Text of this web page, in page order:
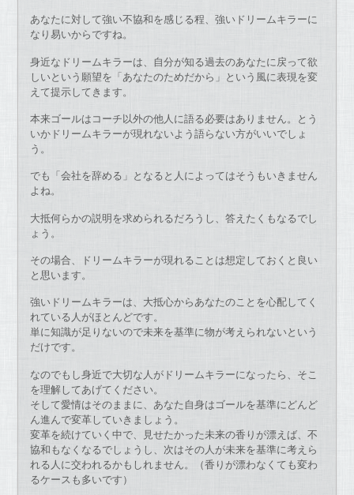
あなたに対して強い不協和を感じる程、強いドリームキラーに
なり易いからですね。
身近なドリームキラーは、自分が知る過去のあなたに戻って欲
しいという願望を「あなたのためだから」という風に表現を変
えて提示してきます。
本来ゴールはコーチ以外の他人に語る必要はありません。とう
いかドリームキラーが現れないよう語らない方がいいでしょ
う。
でも「会社を辞める」となると人によってはそうもいきません
よね。
大抵何らかの説明を求められるだろうし、答えたくもなるでし
ょう。
その場合、ドリームキラーが現れることは想定しておくと良い
と思います。
強いドリームキラーは、大抵心からあなたのことを心配してく
れている人がほとんどです。
単に知識が足りないので未来を基準に物が考えられないという
だけです。
なのでもし身近で大切な人がドリームキラーになったら、そこ
を理解してあげてください。
そして愛情はそのままに、あなた自身はゴールを基準にどんど
ん進んで変革していきましょう。
変革を続けていく中で、見せたかった未来の香りが漂えば、不
協和もなくなるでしょうし、次はその人が未来を基準に考えら
れる人に交われるかもしれません。（香りが漂わなくても変わ
るケースも多いです）